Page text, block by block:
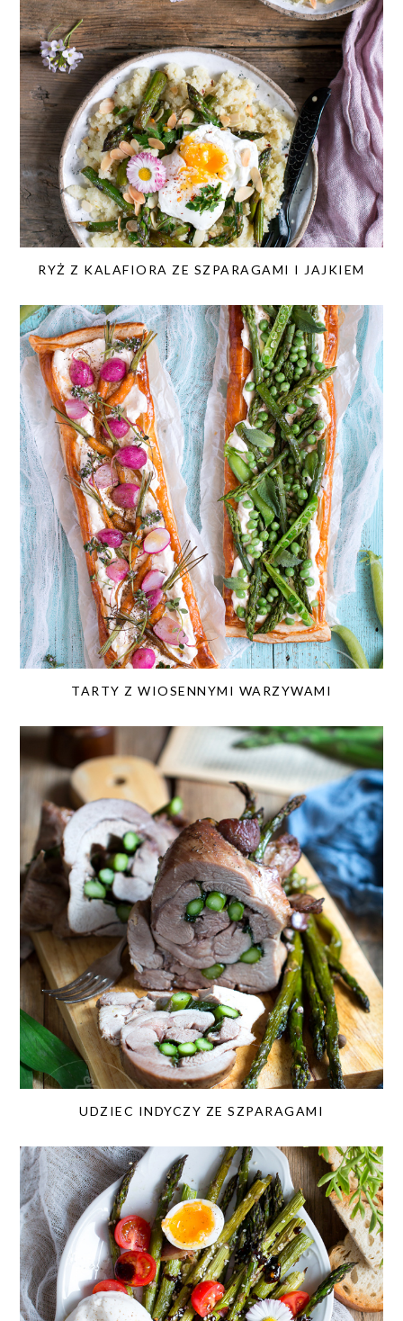
RYŻ Z KALAFIORA ZE SZPARAGAMI I JAJKIEM
TARTY Z WIOSENNYMI WARZYWAMI
UDZIEC INDYCZY ZE SZPARAGAMI